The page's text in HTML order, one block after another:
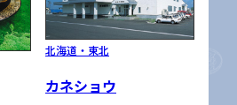
北海道・東北
カネショウ